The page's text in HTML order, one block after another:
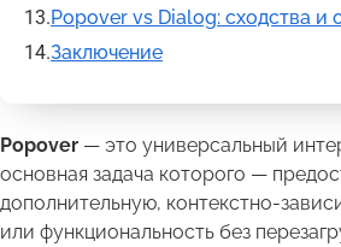
Popover vs Dialog: сходства и
Заключение
Popover — это универсальный
основная задача которого —
дополнительную, контекстно-
или функциональность без